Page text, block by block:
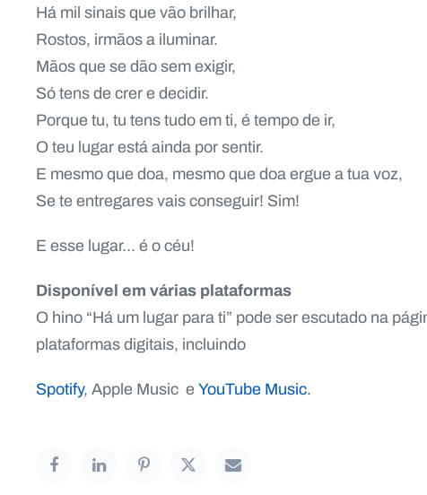
Há mil sinais que vão brilhar,
Rostos, irmãos a iluminar.
Mãos que se dão sem exigir,
Só tens de crer e decidir.
Porque tu, tu tens tudo em ti, é tempo de ir,
O teu lugar está ainda por sentir.
E mesmo que doa, mesmo que doa ergue a tua voz,
Se te entregares vais conseguir! Sim!
E esse lugar… é o céu!
Disponível em várias plataformas
O hino “Há um lugar para ti” pode ser escutado na
plataformas digitais, incluindo
Spotify, Apple Music eYouTube Music.